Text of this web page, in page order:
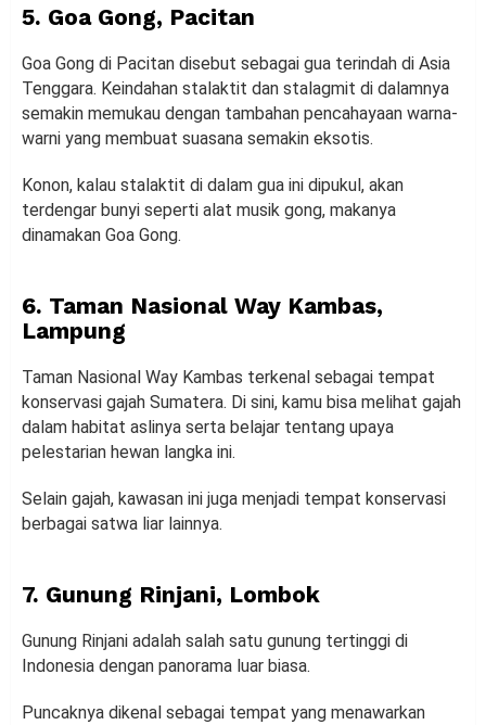
5. Goa Gong, Pacitan
Goa Gong di Pacitan disebut sebagai gua terindah di Asia
Tenggara. Keindahan stalaktit dan stalagmit di dalamnya
semakin memukau dengan tambahan pencahayaan warna-
warni yang membuat suasana semakin eksotis.
Konon, kalau stalaktit di dalam gua ini dipukul, akan
terdengar bunyi seperti alat musik gong, makanya
dinamakan Goa Gong.
6. Taman Nasional Way Kambas,
Lampung
Taman Nasional Way Kambas terkenal sebagai tempat
konservasi gajah Sumatera. Di sini, kamu bisa melihat gajah
dalam habitat aslinya serta belajar tentang upaya
pelestarian hewan langka ini.
Selain gajah, kawasan ini juga menjadi tempat konservasi
berbagai satwa liar lainnya.
7. Gunung Rinjani, Lombok
Gunung Rinjani adalah salah satu gunung tertinggi di
Indonesia dengan panorama luar biasa.
Puncaknya dikenal sebagai tempat yang menawarkan